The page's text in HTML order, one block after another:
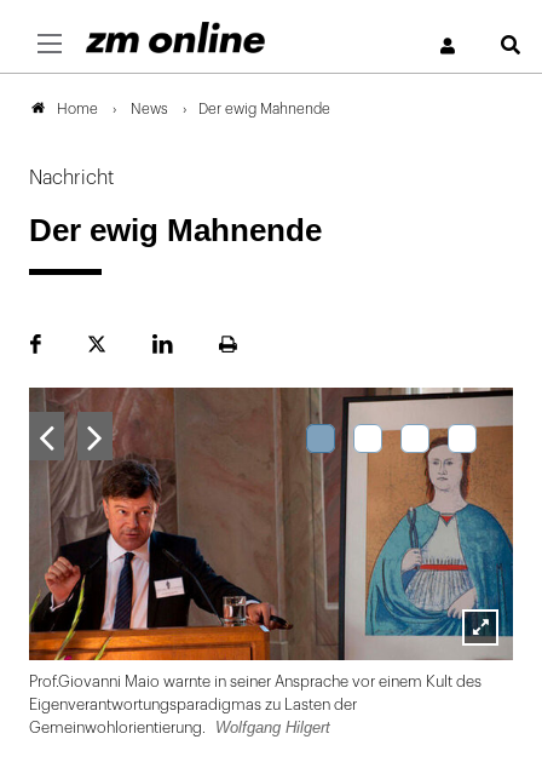
Home News Der ewig Mahnende
Nachricht
Der ewig Mahnende
FacebookPlattformLinekdInSeite
Lightbox
öffnen
Prof.Giovanni Maio warnte in seiner Ansprache vor einem Kult des
Eigenverantwortungsparadigmas zu Lasten der
Gemeinwohlorientierung.
Wolfgang Hilgert